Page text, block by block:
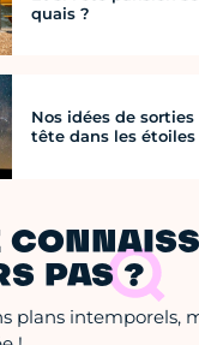
quais ?
Nos idées de
tête dans les étoiles
PAS ?
plans intemporels,